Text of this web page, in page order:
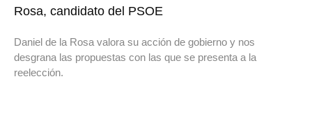
Rosa, candidato del PSOE
Daniel de la Rosa valora su acción de gobierno y nos
desgrana las propuestas con las que se presenta a la
reelección.